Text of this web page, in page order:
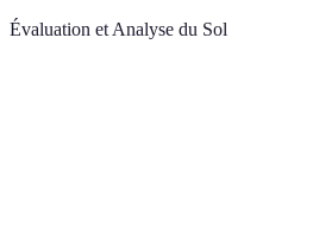
Évaluation et Analyse du Sol